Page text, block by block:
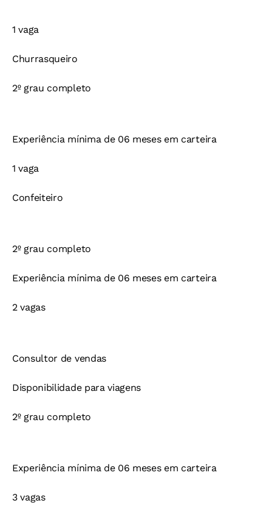
1 vaga
Churrasqueiro
2º grau completo
Experiência mínima de 06 meses em carteira
1 vaga
Confeiteiro
2º grau completo
Experiência mínima de 06 meses em carteira
2 vagas
Consultor de vendas
Disponibilidade para viagens
2º grau completo
Experiência mínima de 06 meses em carteira
3 vagas